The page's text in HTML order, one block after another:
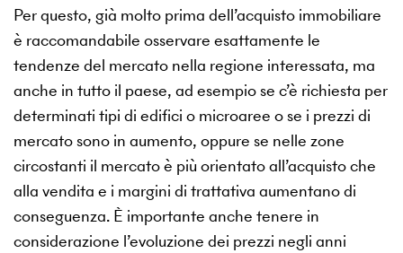
Per questo, già molto prima dell’acquisto immobiliare
è raccomandabile osservare esattamente le
tendenze del mercato nella regione interessata, ma
anche in tutto il paese, ad esempio se c’è richiesta per
determinati tipi di edifici o microaree o se i prezzi di
mercato sono in aumento, oppure se nelle zone
circostanti il mercato è più orientato all’acquisto che
alla vendita e i margini di trattativa aumentano di
conseguenza. È importante anche tenere in
considerazione l’evoluzione dei prezzi negli anni